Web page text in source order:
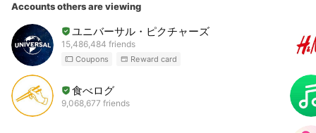
Accounts others are viewing
ユニバーサル・ピクチャーズ
15,486,484 friends
Coupons Reward card
食べログ
9,068,677 friends